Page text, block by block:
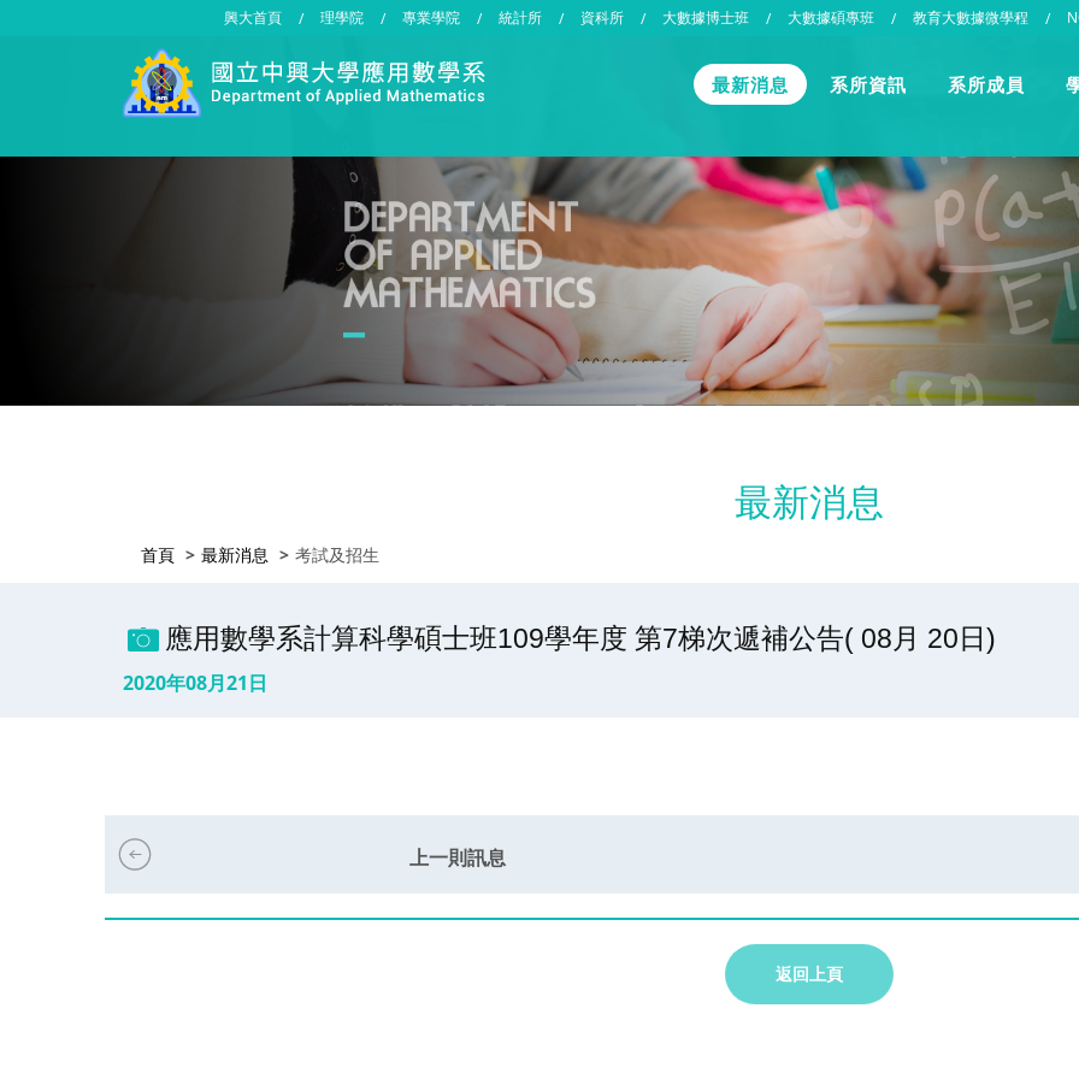
興大首頁 / 理學院 / 專業學院 / 統計所 / 資科所 / 大數據博士班 / 大數據碩專班 / 教育大數據微學程 /
最新消息 系所資訊 系所成員
最新消息
首頁 最新消息 考試及招生
應用數學系計算科學碩士班109學年度 第7梯次遞補公告( 08月 20日)
2020年08月21日
上一則訊息
返回上頁